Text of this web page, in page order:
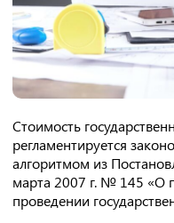
Стоимость
регламентируется
алгоритмом из
марта 2007 г. № 145 «О
проведении